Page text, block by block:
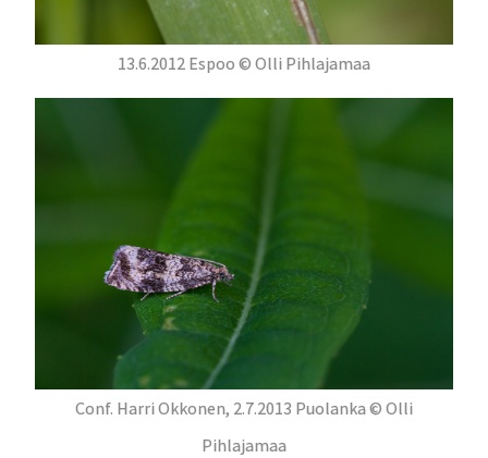
13.6.2012 Espoo © Olli Pihlajamaa
Conf. Harri Okkonen, 2.7.2013 Puolanka © Olli
Pihlajamaa